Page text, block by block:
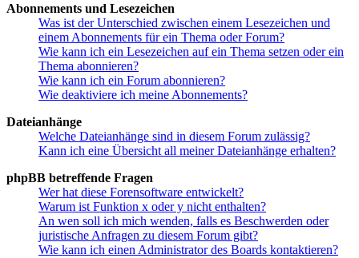
Abonnements und Lesezeichen
Was ist der Unterschied zwischen einem Lesezeichen und
einem Abonnements für ein Thema oder Forum?
Wie kann ich ein Lesezeichen auf ein Thema setzen oder ein
Thema abonnieren?
Wie kann ich ein Forum abonnieren?
Wie deaktiviere ich meine Abonnements?
Dateianhänge
Welche Dateianhänge sind in diesem Forum zulässig?
Kann ich eine Übersicht all meiner Dateianhänge erhalten?
phpBB betreffende Fragen
Wer hat diese Forensoftware entwickelt?
Warum ist Funktion x oder y nicht enthalten?
An wen soll ich mich wenden, falls es Beschwerden oder
juristische Anfragen zu diesem Forum gibt?
Wie kann ich einen Administrator des Boards kontaktieren?